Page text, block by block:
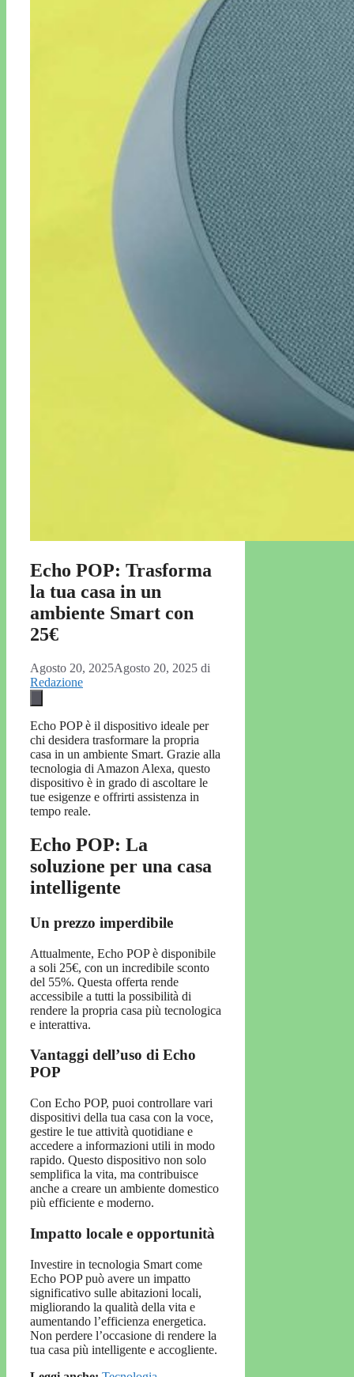
Echo POP: Trasforma
la tua casa in un
ambiente Smart con
25€
Agosto 20, 2025Agosto 20, 2025 di
Redazione
Echo POP è il dispositivo ideale per
chi desidera trasformare la propria
casa in un ambiente Smart. Grazie alla
tecnologia di Amazon Alexa, questo
dispositivo è in grado di ascoltare le
tue esigenze e offrirti assistenza in
tempo reale.
Echo POP: La
soluzione per una casa
intelligente
Un prezzo imperdibile
Attualmente, Echo POP è disponibile
a soli 25€, con un incredibile sconto
del 55%. Questa offerta rende
accessibile a tutti la possibilità di
rendere la propria casa più tecnologica
e interattiva.
Vantaggi dell’uso di Echo
POP
Con Echo POP, puoi controllare vari
dispositivi della tua casa con la voce,
gestire le tue attività quotidiane e
accedere a informazioni utili in modo
rapido. Questo dispositivo non solo
semplifica la vita, ma contribuisce
anche a creare un ambiente domestico
più efficiente e moderno.
Impatto locale e opportunità
Investire in tecnologia Smart come
Echo POP può avere un impatto
significativo sulle abitazioni locali,
migliorando la qualità della vita e
aumentando l’efficienza energetica.
Non perdere l’occasione di rendere la
tua casa più intelligente e accogliente.